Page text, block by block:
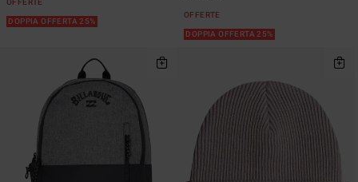
DOPPIA OFFERTA 25%
OFFERTE
DOPPIA OFFERTA 25%